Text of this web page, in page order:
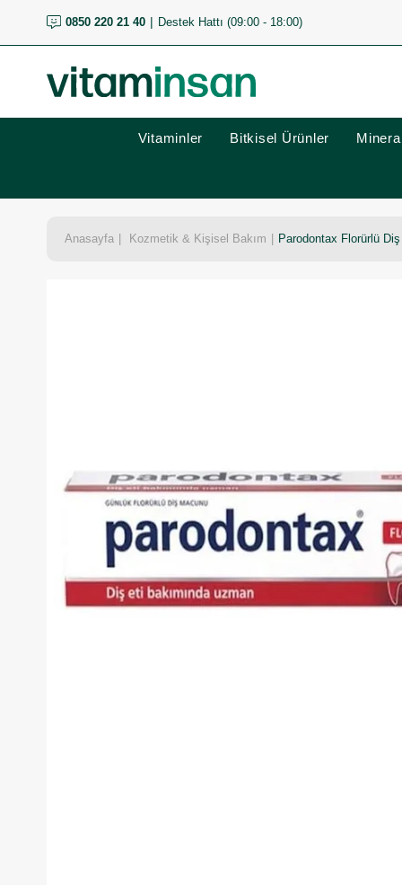
0850 220 21 40 Destek Hattı (09:00 - 18:00)
Vitaminler Bitkisel Ürünler
Anasayfa Kozmetik & Kişisel Bakım Parodontax Florürlü